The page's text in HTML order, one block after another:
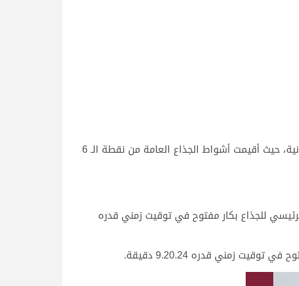
اختتمت صباح اليوم السبت 20-11-2021، منافسات القبائل بالمرحلة الأولى من السباق المحلي السادس بالشحانية، حيث أقيمت أشواط الجذاع العامة من نقطة الـ 6
للجذاع بكار مفتوح في توقيت زمني قدره
زمني قدره 9.20.24 دقيقة.